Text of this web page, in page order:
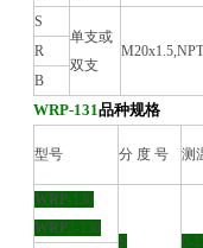
S
单支或
双支
R
B
WRP-131品种规格
型号 分 度 号 测
WRP-130
WRP2-130
S
0-